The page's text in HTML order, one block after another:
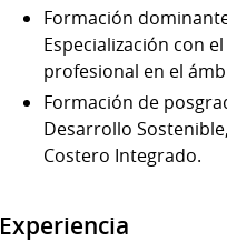
Formación
Especialización con
profesional en el
Formación de
Desarrollo
Costero Integrado.
Experiencia